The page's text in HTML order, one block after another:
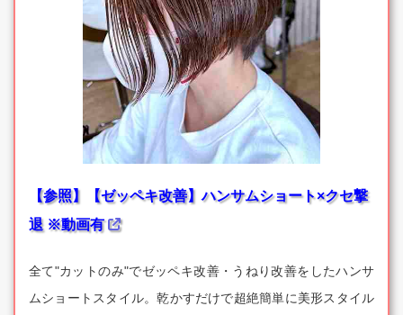
【参照】【ゼッペキ改善】ハンサムショート×クセ撃
退 ※動画有
全て"カットのみ"でゼッペキ改善・うねり改善をしたハンサ
ムショートスタイル。乾かすだけで超絶簡単に美形スタイル